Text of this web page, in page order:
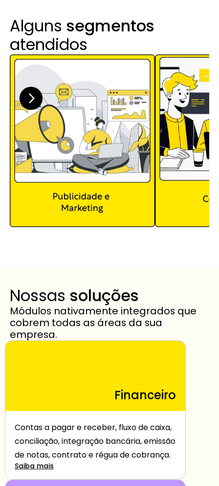
Alguns segmentos
atendidos
Nossas soluções
Módulos nativamente integrados que
cobrem todas as áreas da sua
empresa.
Financeiro
Contas a pagar e receber, fluxo de caixa,
conciliação, integração bancária, emissão
de notas, contrato e régua de cobrança.
Saiba mais